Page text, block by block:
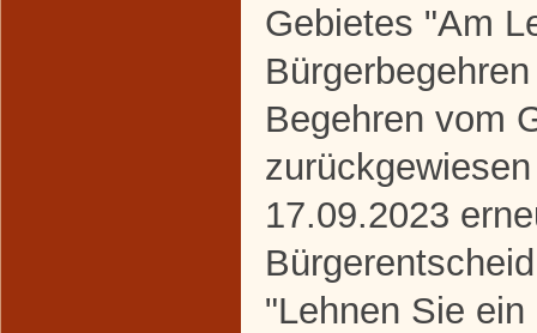
Gebietes "Am
Begehren vom
17.09.2023
"Lehnen Sie